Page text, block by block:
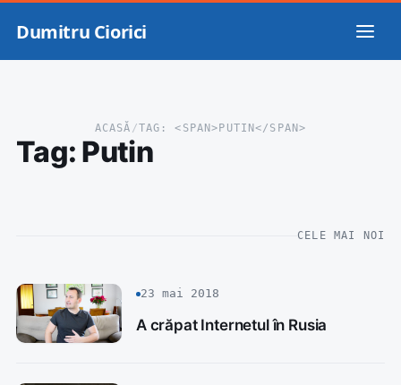
Dumitru Ciorici
ACASĂ /TAG: <SPAN>PUTIN</SPAN>
Tag: Putin
CELE MAI NOI
23 mai 2018
A crăpat Internetul în Rusia